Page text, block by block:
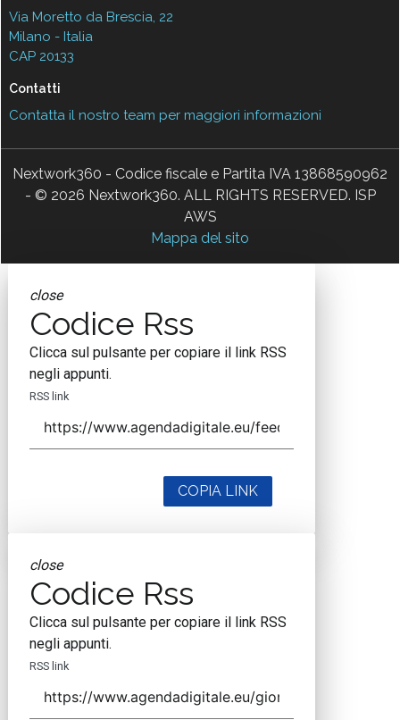
Via Moretto da Brescia, 22
Milano - Italia
CAP 20133
Contatti
Contatta il nostro team per maggiori informazioni
Nextwork360 - Codice fiscale e Partita IVA 13868590962
- © 2026 Nextwork360. ALL RIGHTS RESERVED. ISP
AWS
Mappa del sito
close
Codice Rss
Clicca sul pulsante per copiare il link RSS
negli appunti.
RSS link
COPIA LINK
close
Codice Rss
Clicca sul pulsante per copiare il link RSS
negli appunti.
RSS link